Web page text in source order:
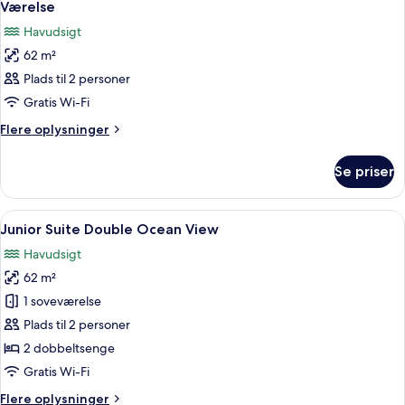
Værelse
Havudsigt
62 m²
Plads til 2 personer
Gratis Wi-Fi
Flere oplysninger
Flere
Se priser
Indlæs
alle
billeder
af
Junior
Suite
Double
Ocean
Et hotelværelse med to senge, en
7
Junior Suite Double Ocean View
Havudsigt
62 m²
1 soveværelse
Plads til 2 personer
2 dobbeltsenge
Gratis Wi-Fi
Flere oplysninger
Flere